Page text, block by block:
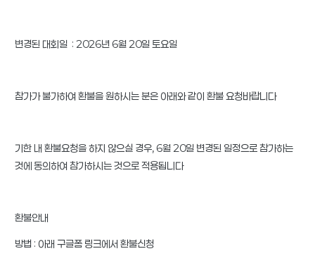
변경된 대회일 : 2026년 6월 20일 토요일
참가가 불가하여 환불을 원하시는 분은 아래와 같이 환불 요청바랍니다
기한 내 환불요청을 하지 않으실 경우, 6월 20일 변경된 일정으로 참가하는
것에 동의하여 참가하시는 것으로 적용됩니다
환불안내
방법 : 아래 구글폼 링크에서 환불신청